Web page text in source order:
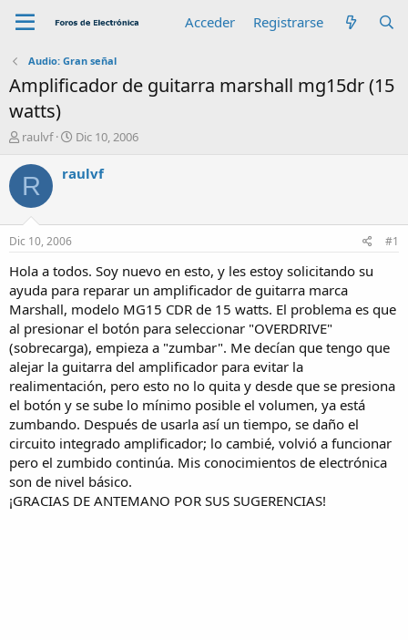
Acceder Registrarse
Audio: Gran señal
Amplificador de guitarra marshall mg15dr (15
watts)
A
t
o
r
raulvf
F
c
n
c
i
o
Dic 10, 2006
R raulvf
Dic 10, 2006 #1
Hola a todos. Soy nuevo en esto, y les estoy solicitando su
ayuda para reparar un amplificador de guitarra marca
Marshall, modelo MG15 CDR de 15 watts. El problema es que
al presionar el botón para seleccionar "OVERDRIVE"
(sobrecarga), empieza a "zumbar". Me decían que tengo que
alejar la guitarra del amplificador para evitar la
realimentación, pero esto no lo quita y desde que se presiona
el botón y se sube lo mínimo posible el volumen, ya está
zumbando. Después de usarla así un tiempo, se daño el
circuito integrado amplificador; lo cambié, volvió a funcionar
pero el zumbido continúa. Mis conocimientos de electrónica
son de nivel básico.
¡GRACIAS DE ANTEMANO POR SUS SUGERENCIAS!